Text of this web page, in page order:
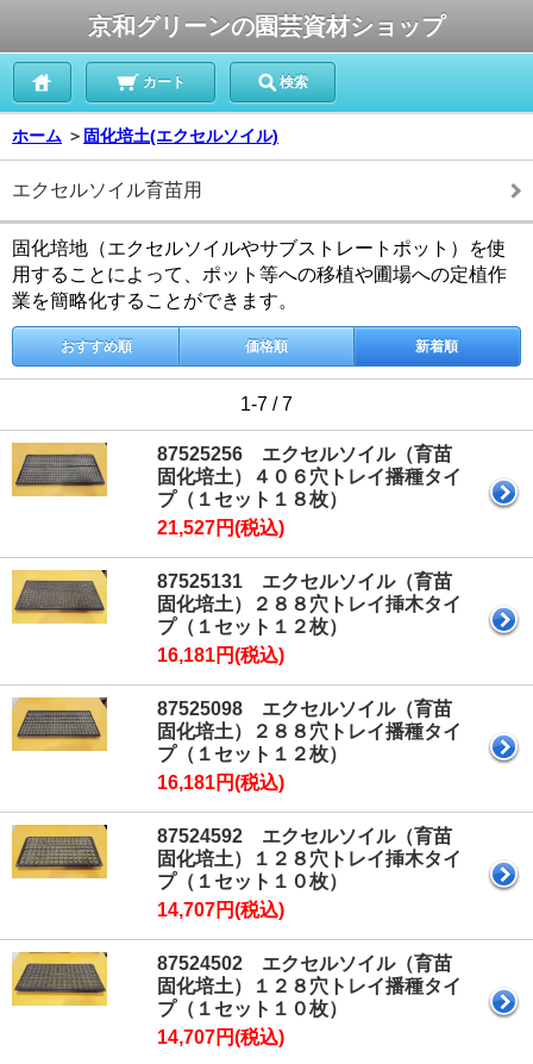
京和グリーンの園芸資材ショップ
カート 検索
ホーム ＞ 固化培土(エクセルソイル)
エクセルソイル育苗用
固化培地（エクセルソイルやサブストレートポット）を使
用することによって、ポット等への移植や圃場への定植作
業を簡略化することができます。
おすすめ順 価格順 新着順
1-7 / 7
87525256 エクセルソイル（育苗
固化培土）４０６穴トレイ播種タイ
プ（１セット１８枚）
21,527円(税込)
87525131 エクセルソイル（育苗
固化培土）２８８穴トレイ挿木タイ
プ（１セット１２枚）
16,181円(税込)
87525098 エクセルソイル（育苗
固化培土）２８８穴トレイ播種タイ
プ（１セット１２枚）
16,181円(税込)
87524592 エクセルソイル（育苗
固化培土）１２８穴トレイ挿木タイ
プ（１セット１０枚）
14,707円(税込)
87524502 エクセルソイル（育苗
固化培土）１２８穴トレイ播種タイ
プ（１セット１０枚）
14,707円(税込)